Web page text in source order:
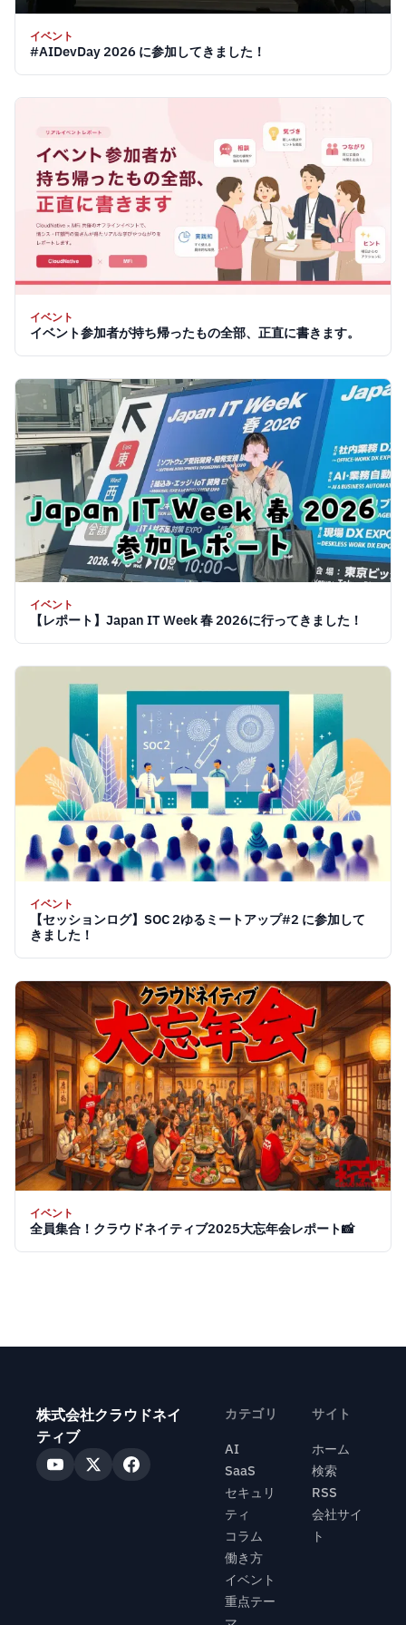
イベント
#AIDevDay 2026 に参加してきました！
イベント
イベント参加者が持ち帰ったもの全部、正直に書きます。
イベント
【レポート】Japan IT Week 春 2026に行ってきました！
イベント
【セッションログ】SOC 2ゆるミートアップ#2 に参加して
きました！
イベント
全員集合！クラウドネイティブ2025大忘年会レポート📸
株式会社クラウドネイ
ティブ
カテゴリ
AI
SaaS
セキュリ
ティ
コラム
働き方
イベント
重点テー
サイト
ホーム
検索
RSS
会社サイ
ト